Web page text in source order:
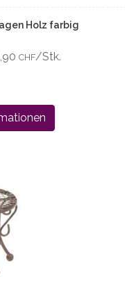
Holz farbig
CHF/Stk.